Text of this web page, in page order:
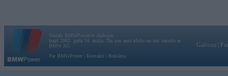
Vortāls BMWPower.lv darbojas
kopš 2002. gada 14. maija. Tas nav auto klubs un nav saistīts ar
BMW AG.
Par BMWPower
Kontakti Reklāma
Galvena